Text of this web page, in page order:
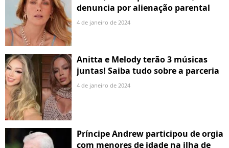
denuncia por alienação parental
4 de janeiro de 2024
Anitta e Melody terão 3 músicas
juntas! Saiba tudo sobre a parceria
4 de janeiro de 2024
Príncipe Andrew participou de orgia
com menores de idade na ilha de